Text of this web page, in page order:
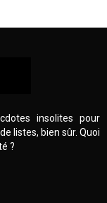
insolites pour
listes, bien sûr. Quoi
?